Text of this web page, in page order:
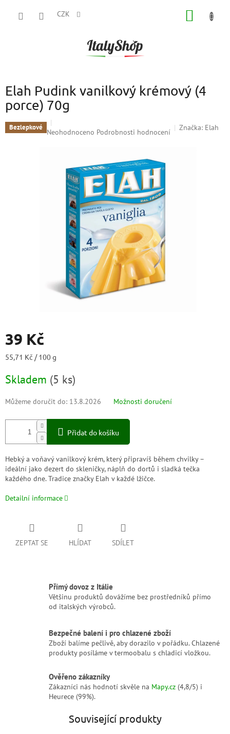
CZK
Elah Pudink vanilkový krémový (4
porce) 70g
Bezlepkové Průměrné
hvězdiček.
Neohodnoceno Podrobnosti hodnocení
Značka: Elah
39 Kč
Měrná
55,71 Kč / 100 g
Skladem (5 ks)
Můžeme doručit do: 13.8.2026 Možnosti doručení
Přidat do košíku
Hebký a voňavý vanilkový krém, který připravíš během chvilky –
ideální jako dezert do skleničky, náplň do dortů i sladká tečka
každého dne. Tradice značky Elah v každé lžičce.
Detailní informace
ZEPTAT SE HLÍDAT SDÍLET
Přímý dovoz z Itálie
Většinu produktů dovážíme bez prostředníků přímo
od italských výrobců.
Bezpečné balení i pro chlazené zboží
Zboží balíme pečlivě, aby dorazilo v pořádku. Chlazené
produkty posíláme v termoobalu s chladicí vložkou.
Ověřeno zákazníky
Zákazníci nás hodnotí skvěle na Mapy.cz (4,8/5) i
Heurece (99%).
Související produkty